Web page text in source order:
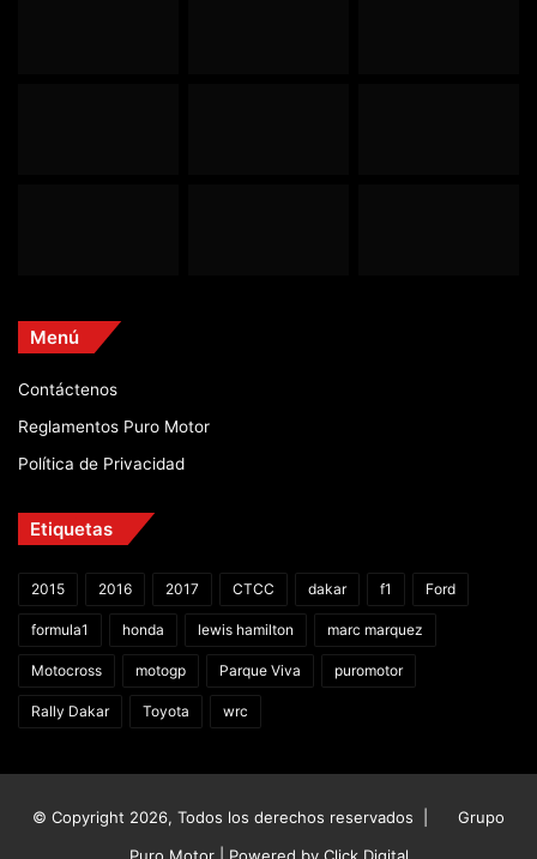
Menú
Contáctenos
Reglamentos Puro Motor
Política de Privacidad
Etiquetas
2015 2016 2017 CTCC dakar f1 Ford
formula1 honda lewis hamilton marc marquez
Motocross motogp Parque Viva puromotor
Rally Dakar Toyota wrc
© Copyright 2026, Todos los derechos reservados |
Grupo
Puro Motor | Powered by Click Digital